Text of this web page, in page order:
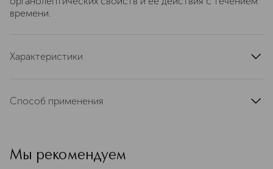
времени.
Характеристики
тип кожи
эффект
артикул
Способ применения
Мы рекомендуем